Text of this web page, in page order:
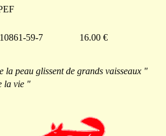
59-7 16.00 €
la peau glissent de grands vaisseaux "
la vie "